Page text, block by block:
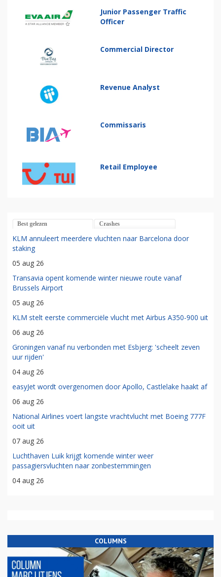
Junior Passenger Traffic
Officer
Commercial Director
Revenue Analyst
Commissaris
Retail Employee
Best gelezen Crashes
KLM annuleert meerdere vluchten naar Barcelona door
staking
05 aug 26
Transavia opent komende winter nieuwe route vanaf
Brussels Airport
05 aug 26
KLM stelt eerste commerciële vlucht met Airbus A350-900 uit
06 aug 26
Groningen vanaf nu verbonden met Esbjerg: 'scheelt zeven
uur rijden'
04 aug 26
easyJet wordt overgenomen door Apollo, Castlelake haakt af
06 aug 26
National Airlines voert langste vrachtvlucht met Boeing 777F
ooit uit
07 aug 26
Luchthaven Luik krijgt komende winter weer
passagiersvluchten naar zonbestemmingen
04 aug 26
COLUMNS